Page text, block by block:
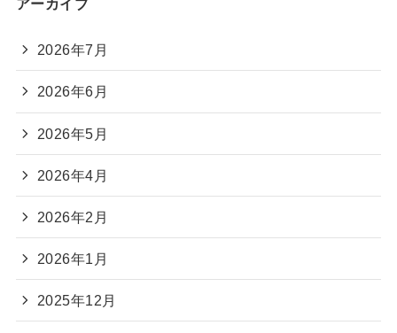
アーカイブ
2026年7月
2026年6月
2026年5月
2026年4月
2026年2月
2026年1月
2025年12月